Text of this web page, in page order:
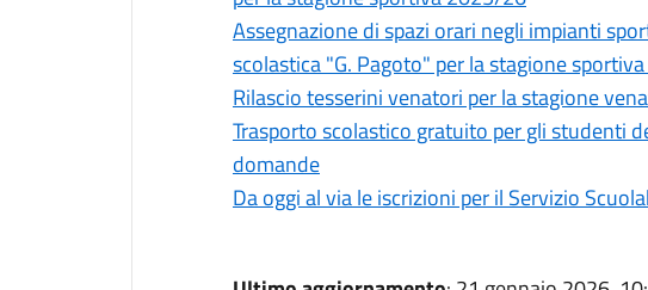
Assegnazione di spazi orari negli impianti
scolastica "G. Pagoto" per la stagione
Rilascio tesserini venatori per la stagione
Trasporto scolastico gratuito per gli studenti
domande
Da oggi al via le iscrizioni per il Servizio